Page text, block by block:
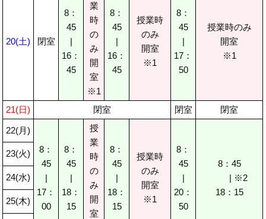
20(土) 閉室
8：
45
|
16：
45
業
時
の
み
開
室
※1
8：
45
|
16：
45
授業時
のみ
開室
※1
8：
45
|
17：
50
授業時のみ
開室
※1
21(日) 閉室 閉室 閉室
22(月)
8：
45
|
17：
00
8：
45
|
18：
15
授
業
時
の
み
開
室
8：
45
|
18：
15
授業時
のみ
開室
※1
8：
45
|
20：
50
8：45
| ※2
18：15
23(火)
24(水)
25(木)